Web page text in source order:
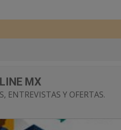
MX
ENTREVISTAS Y OFERTAS.